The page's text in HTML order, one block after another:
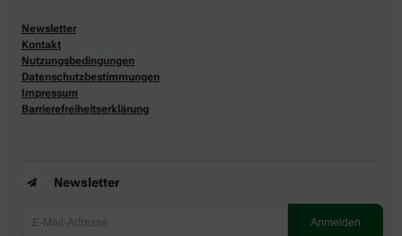
Newsletter
Kontakt
Nutzungsbedingungen
Datenschutzbestimmungen
Impressum
Barrierefreiheitserklärung
Newsletter